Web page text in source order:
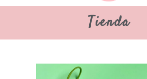
Tienda